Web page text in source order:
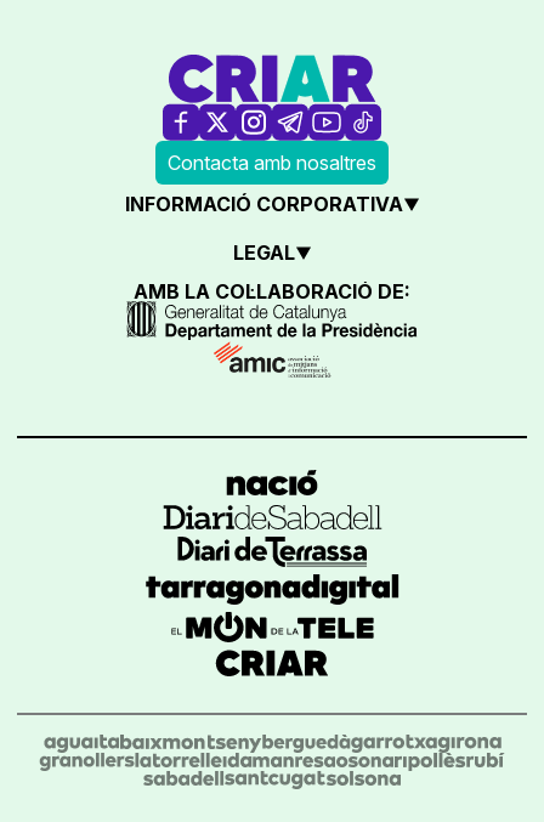
Contacta amb nosaltres
INFORMACIÓ CORPORATIVA
LEGAL
AMB LA COL·LABORACIÓ DE: